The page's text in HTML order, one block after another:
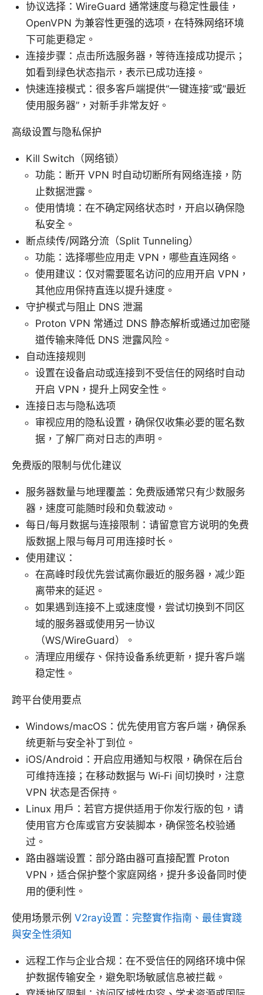
协议选择：WireGuard 通常速度与稳定性最佳，
OpenVPN 为兼容性更强的选项，在特殊网络环境
下可能更稳定。
连接步骤：点击所选服务器，等待连接成功提示；
如看到绿色状态指示，表示已成功连接。
快速连接模式：很多客户端提供“一键连接”或“最近
使用服务器”，对新手非常友好。
高级设置与隐私保护
Kill Switch（网络锁）
功能：断开 VPN 时自动切断所有网络连接，防
止数据泄露。
使用情境：在不确定网络状态时，开启以确保隐
私安全。
断点续传/网路分流（Split Tunneling）
功能：选择哪些应用走 VPN，哪些直连网络。
使用建议：仅对需要匿名访问的应用开启 VPN，
其他应用保持直连以提升速度。
守护模式与阻止 DNS 泄漏
Proton VPN 常通过 DNS 静态解析或通过加密隧
道传输来降低 DNS 泄露风险。
自动连接规则
设置在设备启动或连接到不受信任的网络时自动
开启 VPN，提升上网安全性。
连接日志与隐私选项
审视应用的隐私设置，确保仅收集必要的匿名数
据，了解厂商对日志的声明。
免费版的限制与优化建议
服务器数量与地理覆盖：免费版通常只有少数服务
器，速度可能随时段和负载波动。
每日/每月数据与连接限制：请留意官方说明的免费
版数据上限与每月可用连接时长。
使用建议：
在高峰时段优先尝试离你最近的服务器，减少距
离带来的延迟。
如果遇到连接不上或速度慢，尝试切换到不同区
域的服务器或使用另一协议
（WS/WireGuard）。
清理应用缓存、保持设备系统更新，提升客户端
稳定性。
跨平台使用要点
Windows/macOS：优先使用官方客户端，确保系
统更新与安全补丁到位。
iOS/Android：开启应用通知与权限，确保在后台
可维持连接；在移动数据与 Wi‑Fi 间切换时，注意
VPN 状态是否保持。
Linux 用户：若官方提供适用于你发行版的包，请
使用官方仓库或官方安装脚本，确保签名校验通
过。
路由器端设置：部分路由器可直接配置 Proton
VPN，适合保护整个家庭网络，提升多设备同时使
用的便利性。
使用场景示例 V2ray设置：完整實作指南、最佳實踐
與安全性須知
远程工作与企业合规：在不受信任的网络环境中保
护数据传输安全，避免职场敏感信息被拦截。